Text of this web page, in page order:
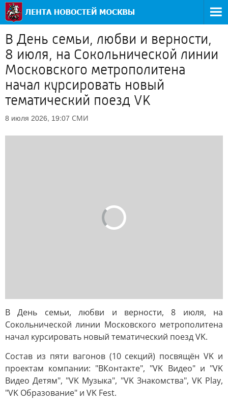
В День семьи, любви и верности,
8 июля, на Сокольнической линии
Московского метрополитена
начал курсировать новый
тематический поезд VK
8 июля 2026, 19:07 СМИ
В День семьи, любви и верности, 8 июля, на
Сокольнической линии Московского метрополитена
начал курсировать новый тематический поезд VK.
Состав из пяти вагонов (10 секций) посвящён VK и
проектам компании: "ВКонтакте", "VK Видео" и "VK
Видео Детям", "VK Музыка", "VK Знакомства", VK Play,
"VK Образование" и VK Fest.